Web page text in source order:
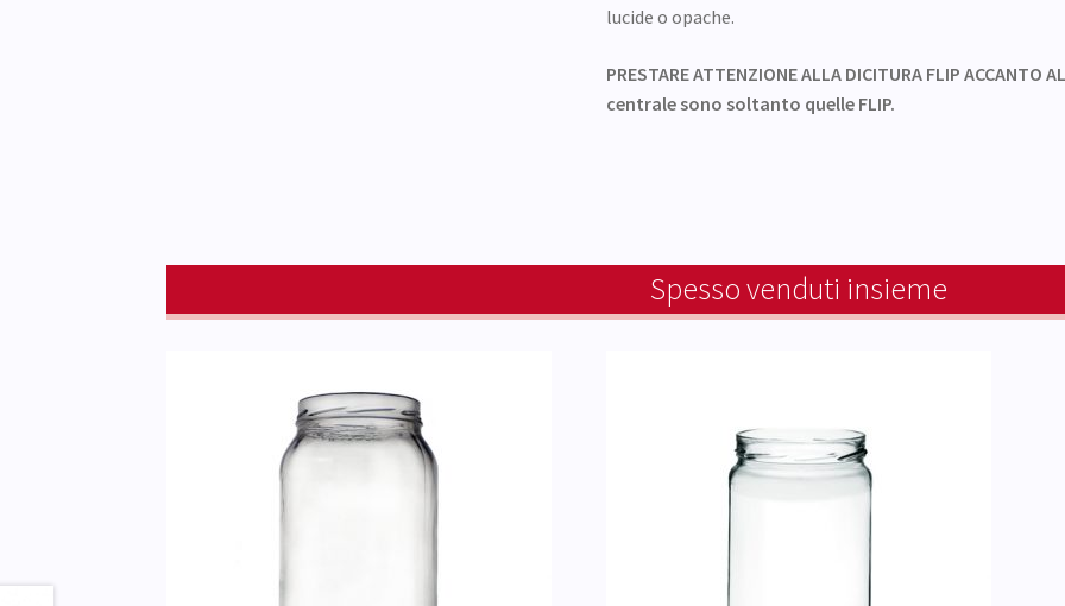
lucide o opache.
PRESTARE ATTENZIONE ALLA DICITURA FLIP
centrale sono soltanto quelle FLIP.
Spesso venduti insieme